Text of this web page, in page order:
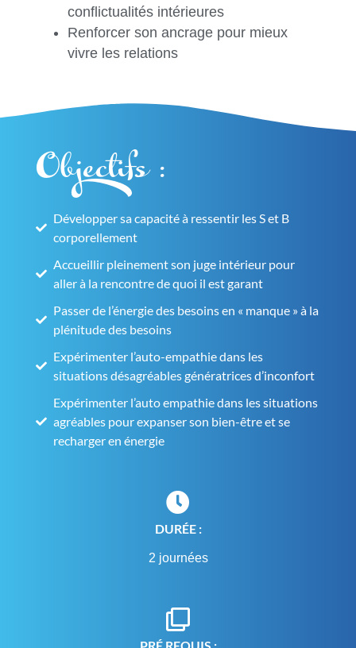
conflictualités intérieures
Renforcer son ancrage pour mieux
vivre les relations
Objectifs :
Développer sa capacité à ressentir les S et B
corporellement
Accueillir pleinement son juge intérieur pour
aller à la rencontre de quoi il est garant
Passer de l’énergie des besoins en « manque » à la
plénitude des besoins
Expérimenter l’auto-empathie dans les
situations désagréables génératrices d’inconfort
Expérimenter l’auto empathie dans les situations
agréables pour expanser son bien-être et se
recharger en énergie
DURÉE :
2 journées